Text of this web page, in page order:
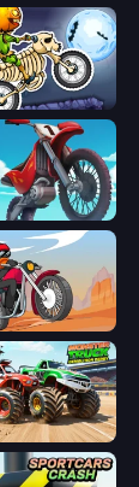
Moto X3M 6: Spooky Land
Stickman Moto Race Extreme
Monster Truck Demolition Derby